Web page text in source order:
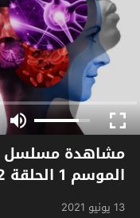
الموسم 1 الحلقة 2 مترجم
13 يونيو 2021